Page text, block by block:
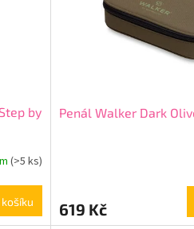
by
(>5 ks)
Penál Walker Dark
619 Kč